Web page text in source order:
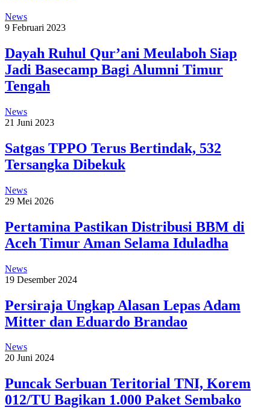
News
9 Februari 2023
Dayah Ruhul Qur’ani Meulaboh Siap
Jadi Basecamp Bagi Alumni Timur
Tengah
News
21 Juni 2023
Satgas TPPO Terus Bertindak, 532
Tersangka Dibekuk
News
29 Mei 2026
Pertamina Pastikan Distribusi BBM di
Aceh Timur Aman Selama Iduladha
News
19 Desember 2024
Persiraja Ungkap Alasan Lepas Adam
Mitter dan Eduardo Brandao
News
20 Juni 2024
Puncak Serbuan Teritorial TNI, Korem
012/TU Bagikan 1.000 Paket Sembako